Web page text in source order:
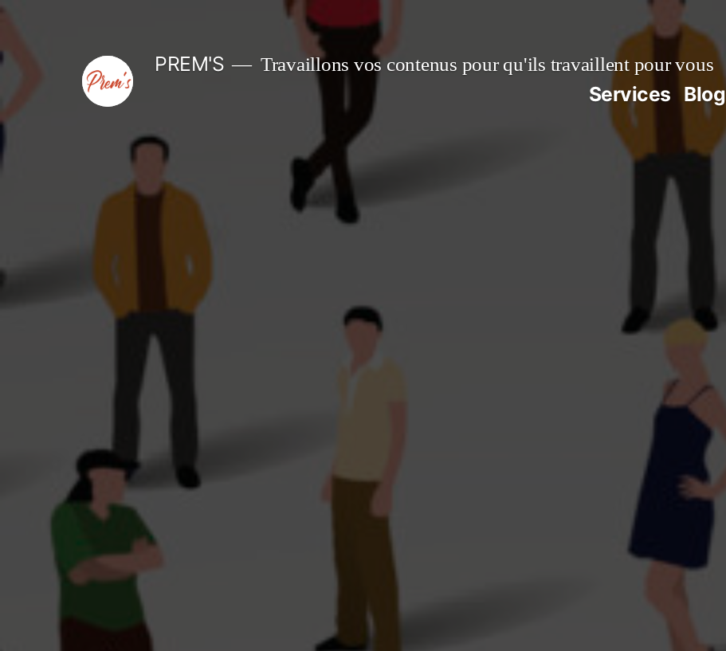
au
PREM'S Travaillons vos contenus pour qu'ils travaillent pour vous
Services Blog